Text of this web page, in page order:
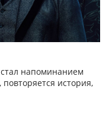
напоминанием
история,